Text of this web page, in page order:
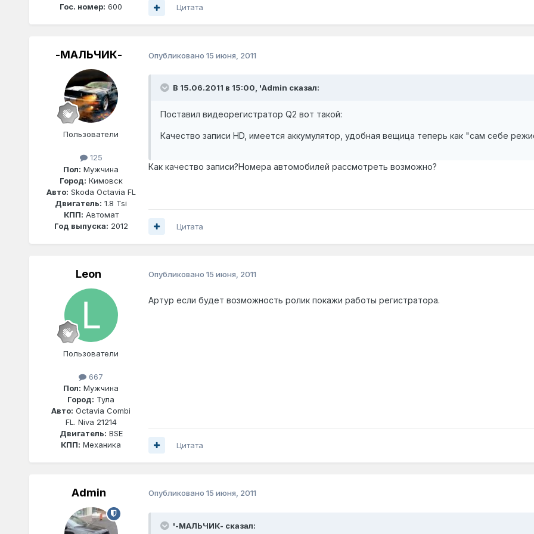
Гос. номер: 600 Цитата
-МАЛЬЧИК-
Пользователи
125
Пол: Мужчина
Город: Кимовск
Авто: Skoda Octavia FL
Двигатель: 1.8 Tsi
КПП: Автомат
Год выпуска: 2012
Опубликовано 15 июня, 2011
В 15.06.2011 в 15:00, 'Admin сказал:
Поставил видеорегистратор Q2 вот такой:
Качество записи HD, имеется аккумулятор, удобная вещица теперь как "сам себе
Как качество записи?Номера автомобилей рассмотреть возможно?
Цитата
Leon
Пользователи
667
Пол: Мужчина
Город: Тула
Авто: Octavia Combi
FL. Niva 21214
Двигатель: BSE
КПП: Механика
Опубликовано 15 июня, 2011
Артур если будет возможность ролик покажи работы регистратора.
Цитата
Admin Опубликовано 15 июня, 2011
'-МАЛЬЧИК- сказал: